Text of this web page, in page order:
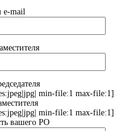
e-mail
min-file:1 max-file:1]
min-file:1 max-file:1]
вашего РО